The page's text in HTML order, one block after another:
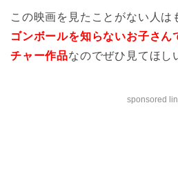
この映画を見たことがない人は
ゴンボールを知らないお子さん
チャー作品なのでぜひ見てほし
sponsored